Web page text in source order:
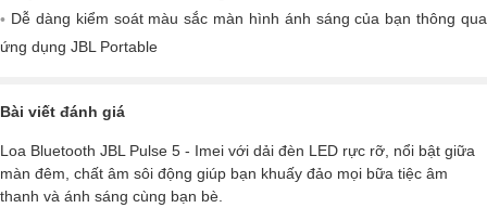
Dễ dàng kiểm soát màu sắc màn hình ánh sáng của bạn thông qua
ứng dụng JBL Portable
Bài viết đánh giá
Loa Bluetooth JBL Pulse 5 - Imei với dải đèn LED rực rỡ, nổi bật giữa
màn đêm, chất âm sôi động giúp bạn khuấy đảo mọi bữa tiệc âm
thanh và ánh sáng cùng bạn bè.